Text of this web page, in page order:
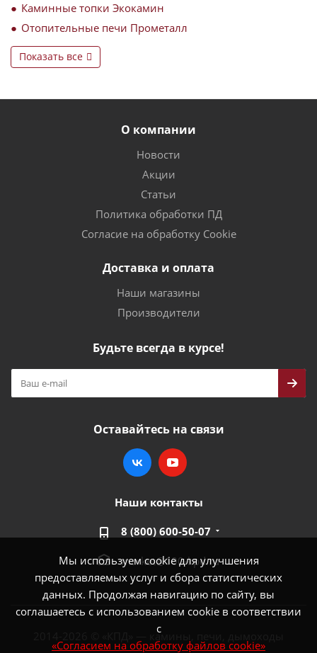
Мы используем cookie для улучшения
предоставляемых услуг и сбора статистических
данных. Продолжая навигацию по сайту, вы
соглашаетесь с использованием cookie в соответствии
с
«Согласием на обработку файлов cookie»
Каминные топки Экокамин
Отопительные печи Прометалл
Показать все
О компании
Новости
Акции
Статьи
Политика обработки ПД
Согласие на обработку Cookie
Доставка и оплата
Наши магазины
Производители
Будьте всегда в курсе!
Оставайтесь на связи
Наши контакты
8 (800) 600-50-07
market@100-kpd.ru
2014-2026 © «КПД» — камины, печи, дымоходы